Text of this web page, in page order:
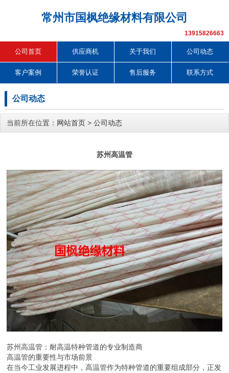
常州市国枫绝缘材料有限公司
13915826663
公司首页 供应商机 关于我们 公司动态
客户案例 荣誉认证 售后服务 联系方式
公司动态
当前所在位置： 网站首页 > 公司动态
苏州高温管
苏州高温管：耐高温特种管道的专业制造商
高温管的重要性与市场前景
在当今工业发展进程中，高温管作为特种管道的重要组成部分，正发